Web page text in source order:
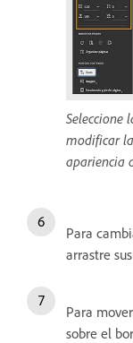
Seleccione
modificar
apariencia
Para
arrastre
Para
sobre el